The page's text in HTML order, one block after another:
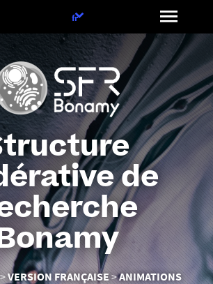
contenu
de
VERSION FRANÇAISE
ANIMATIONS
Choix
la
langue
fr